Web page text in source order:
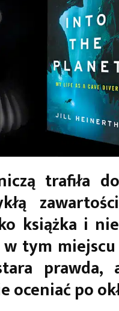
trafiła
książka i
tym miejscu
prawda,
oceniać po